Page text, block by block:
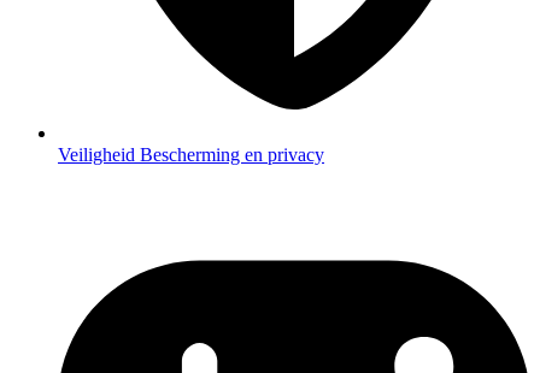
Veiligheid Bescherming en privacy